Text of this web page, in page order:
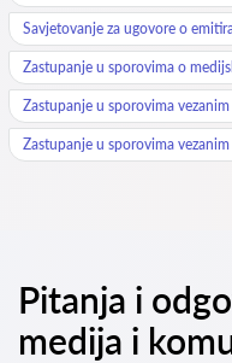
Savjetovanje za ugovore o
Zastupanje u sporovima o
Zastupanje u sporovima
Zastupanje u sporovima vezanim
Pitanja i
medija i